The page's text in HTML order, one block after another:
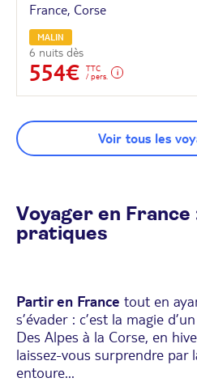
France, Corse
MALIN
6 nuits dès
554€
TTC
/ pers.
Voir tous les
Voyager en France
pratiques
Partir en France tout en
s’évader : c’est la magie d’un
Des Alpes à la Corse, en
laissez-vous surprendre par
entoure...